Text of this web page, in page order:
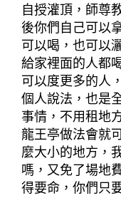
自授灌頂，師尊
後你們自己可以
可以喝，也可以
給家裡面的人都
可以度更多的人
個人說法，也是
事情，不用租地
龍王亭做法會就
麼大小的地方，
嗎，又免了場地
得要命，你們只